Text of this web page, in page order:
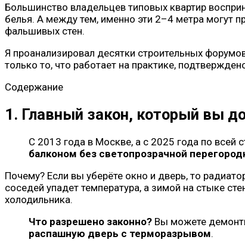
Большинство владельцев типовых квартир
белья. А между тем, именно эти 2–4 метра могут
фальшивых стен.
Я проанализировал десятки строительных
только то, что работает на практике,
Содержание
1. Главный закон, который вы
С 2013 года в Москве, а с 2025 года по всей
балконом без светопрозрачной
Почему? Если вы уберёте окно и дверь, то
соседей упадет температура, а зимой на стыке
холодильника.
Что разрешено законно? Вы можете
распашную дверь с терморазрывом.